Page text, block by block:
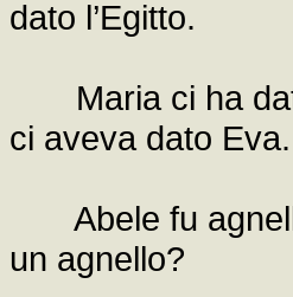
dato l’Egitto.
Maria ci ha
ci aveva dato Eva.
Abele fu
un agnello?